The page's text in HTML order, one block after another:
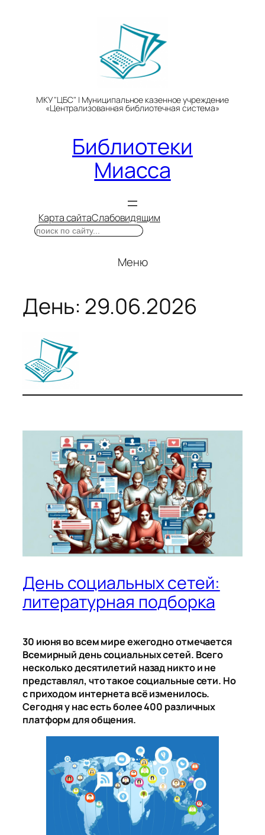
МКУ "ЦБС" | Муниципальное казенное учреждение
«Централизованная библиотечная система»
Библиотеки
Миасса
Карта сайтаСлабовидящим
Поиск
Меню
День: 29.06.2026
День социальных сетей:
литературная подборка
30 июня во всем мире ежегодно отмечается
Всемирный день социальных сетей. Всего
несколько десятилетий назад никто и не
представлял, что такое социальные сети. Но
с приходом интернета всё изменилось.
Сегодня у нас есть более 400 различных
платформ для общения.